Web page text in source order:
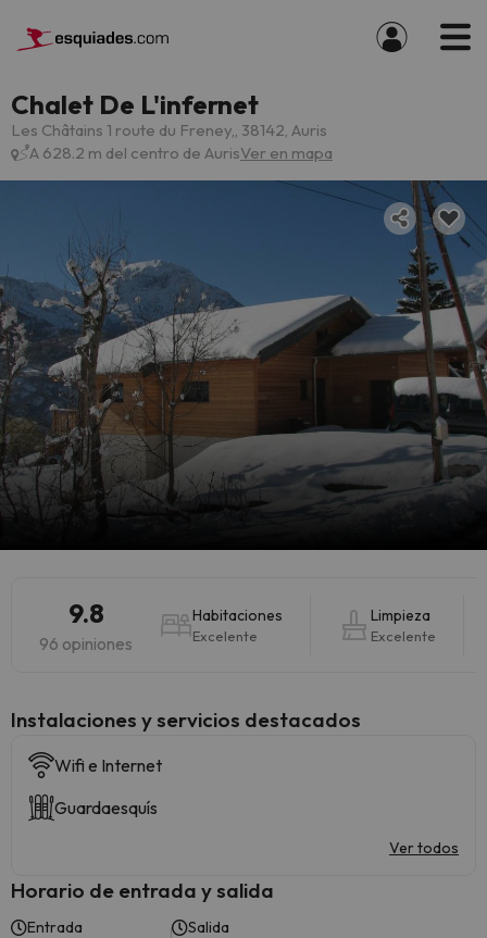
Chalet De L'infernet
Les Châtains 1 route du Freney,, 38142, Auris
A 628.2 m del centro de AurisVer en mapa
9.8
96 opiniones
Habitaciones
Excelente
Limpieza
Excelente
Instalaciones y servicios destacados
Wifi e Internet
Guardaesquís
Ver todos
Horario de entrada y salida
Entrada Salida